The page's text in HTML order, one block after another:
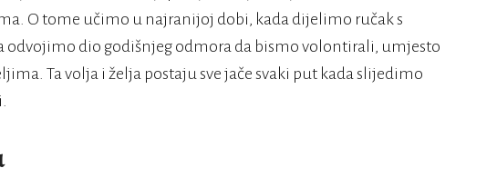
O tome učimo u najranijoj dobi, kada dijelimo ručak s
odvojimo dio godišnjeg odmora da bismo volontirali, umjesto
Ta volja i želja postaju sve jače svaki put kada slijedimo